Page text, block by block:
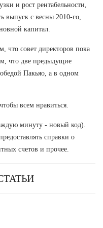
и рост рентабельности,
выпуск с весны 2010-го,
капитал.
что совет директоров пока
что две предыдущие
Пакьяо, а в одном
всем нравиться.
минуту - новый код).
справки о
счетов и прочее.